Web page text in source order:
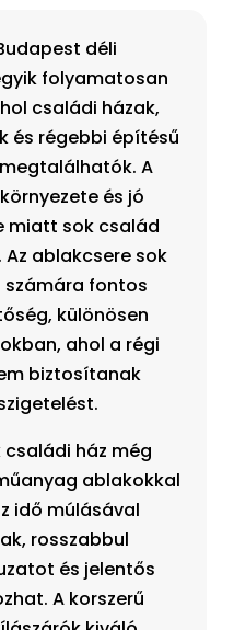
déli
folyamatosan
családi házak,
és régebbi építésű
A
és jó
miatt sok család
ablakcsere sok
fontos
különösen
ahol a régi
biztosítanak
családi ház még
ablakokkal
idő múlásával
rosszabbul
és jelentős
A korszerű